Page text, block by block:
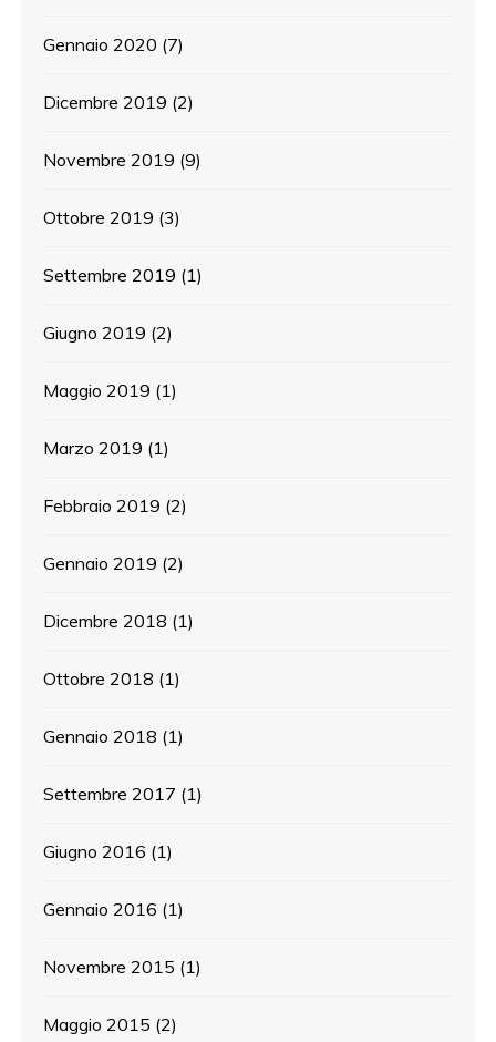
Gennaio 2020 (7)
Dicembre 2019 (2)
Novembre 2019 (9)
Ottobre 2019 (3)
Settembre 2019 (1)
Giugno 2019 (2)
Maggio 2019 (1)
Marzo 2019 (1)
Febbraio 2019 (2)
Gennaio 2019 (2)
Dicembre 2018 (1)
Ottobre 2018 (1)
Gennaio 2018 (1)
Settembre 2017 (1)
Giugno 2016 (1)
Gennaio 2016 (1)
Novembre 2015 (1)
Maggio 2015 (2)